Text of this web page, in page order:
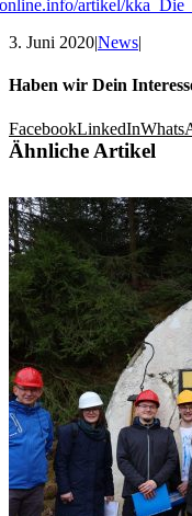
online.info/artikel/
3. Juni 2020|News|
Haben wir Dein
FacebookLinkedIn
Ähnliche Artikel